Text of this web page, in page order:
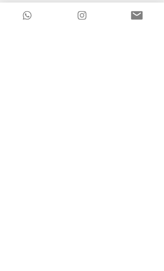
Preparar auditorías internas
Ejecutar acciones de